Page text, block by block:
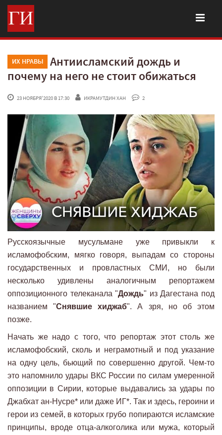
ИХ НРАВЫ
Антиисламский дождь и
почему на него не стоит обижаться
23 НОЯБРЯ'2020 В 17:30 ИКРАМУТДИН ХАН 2
Русскоязычные мусульмане уже привыкли к
исламофобским, мягко говоря, выпадам со стороны
государственных и провластных СМИ, но были
несколько удивлены аналогичным репортажем
оппозиционного телеканала "Дождь" из Дагестана под
названием "Снявшие хиджаб". А зря, но об этом
позже.
Начать же надо с того, что репортаж этот столь же
исламофобский, сколь и неграмотный и под указание
на одну цель, бьющий по совершенно другой. Чем-то
это напомнило удары ВКС России по силам умеренной
оппозиции в Сирии, которые выдавались за удары по
Джабхат ан-Нусре* или даже ИГ*. Так и здесь, героини и
герои из семей, в которых грубо попираются исламские
принципы, вроде отца-алкоголика или мужа, который